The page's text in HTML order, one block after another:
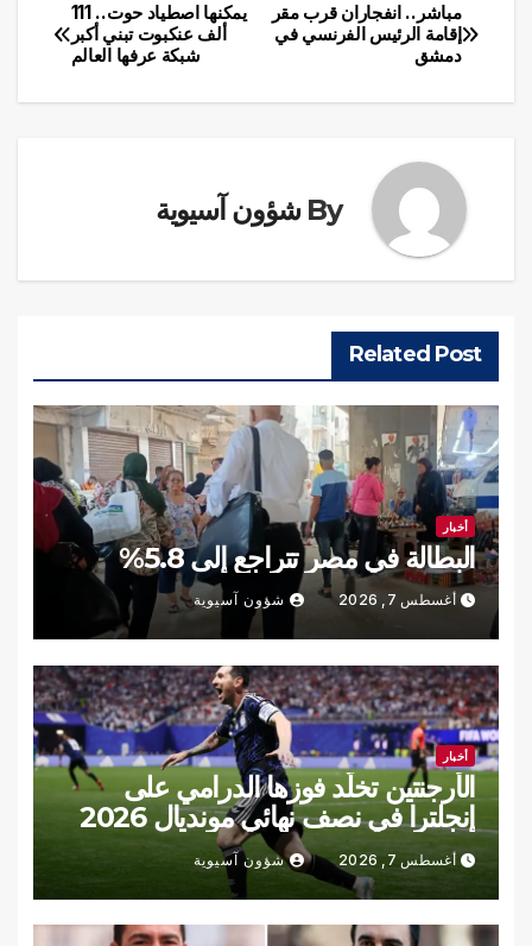
تصفّح
المقالات
يمكنها اصطياد حوت.. 111
ألف عنكبوت تبني أكبر
شبكة عرفها العالم
مباشر.. انفجاران قرب مقر
إقامة الرئيس الفرنسي في
دمشق
By شؤون آسيوية
Related Post
أخبار
البطالة في مصر تتراجع إلى 5.8%
أغسطس 7, 2026 شؤون آسيوية
أخبار
الأرجنتين تخلّد فوزها الدرامي على
إنجلترا في نصف نهائي مونديال 2026
(فيديو)
أغسطس 7, 2026 شؤون آسيوية